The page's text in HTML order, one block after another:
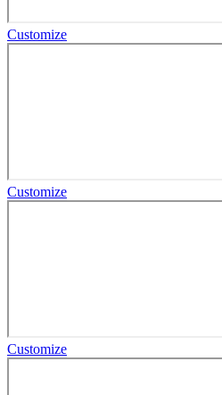
Customize
Customize
Customize